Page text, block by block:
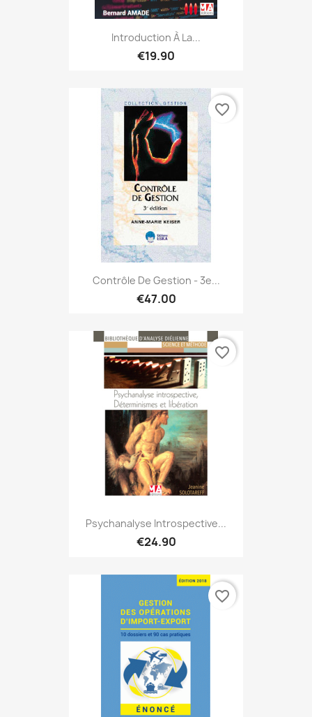
Introduction À La...
€19.90
Contrôle De Gestion - 3e...
€47.00
favorite_border
Psychanalyse Introspective...
€24.90
favorite_border
favorite_border